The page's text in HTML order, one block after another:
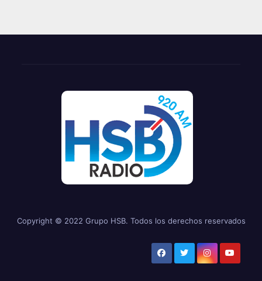
Copyright © 2022 Grupo HSB. Todos los derechos reservados